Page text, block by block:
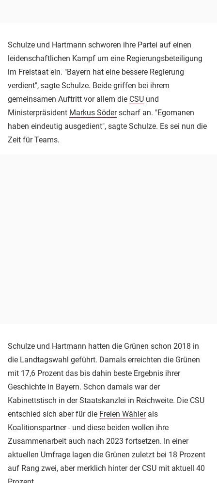
Schulze und Hartmann schworen ihre Partei auf einen
leidenschaftlichen Kampf um eine Regierungsbeteiligung
im Freistaat ein. "Bayern hat eine bessere Regierung
verdient", sagte Schulze. Beide griffen bei ihrem
gemeinsamen Auftritt vor allem die CSU und
Ministerpräsident Markus Söderscharf an. "Egomanen
haben eindeutig ausgedient", sagte Schulze. Es sei nun die
Zeit für Teams.
Schulze und Hartmann hatten die Grünen schon 2018 in
die Landtagswahl geführt. Damals erreichten die Grünen
mit 17,6 Prozent das bis dahin beste Ergebnis ihrer
Geschichte in Bayern. Schon damals war der
Kabinettstisch in der Staatskanzlei in Reichweite. Die CSU
entschied sich aber für die Freien Wählerals
Koalitionspartner - und diese beiden wollen ihre
Zusammenarbeit auch nach 2023 fortsetzen. In einer
aktuellen Umfrage lagen die Grünen zuletzt bei 18 Prozent
auf Rang zwei, aber merklich hinter der CSU mit aktuell 40